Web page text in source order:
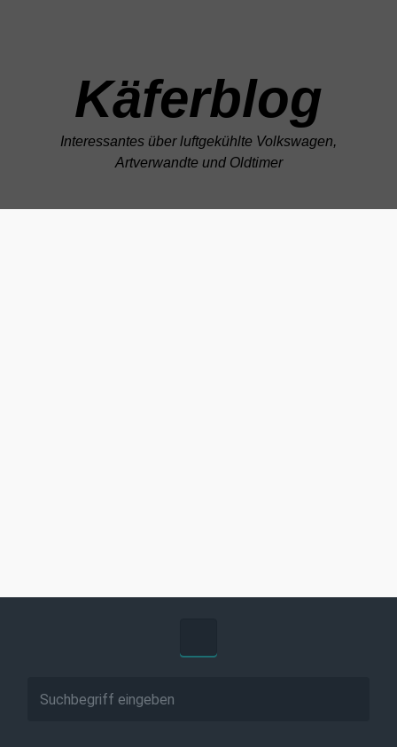
Käferblog
Interessantes über luftgekühlte Volkswagen,
Artverwandte und Oldtimer